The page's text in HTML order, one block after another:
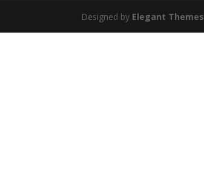
Designed by Elegant Themes